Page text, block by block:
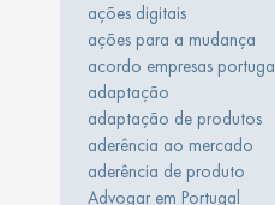
ações digitais
ações para a mudança
acordo empresas portugal
adaptação
adaptação de produtos
aderência ao mercado
aderência de produto
Advogar em Portugal